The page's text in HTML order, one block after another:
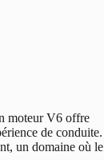
moteur V6 offre
de conduite.
un domaine où le